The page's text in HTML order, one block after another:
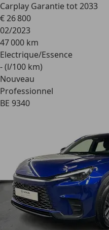
Carplay Garantie tot 2033
€ 26 800
02/2023
47 000 km
Electrique/Essence
- (l/100 km)
Nouveau
Professionnel
BE 9340